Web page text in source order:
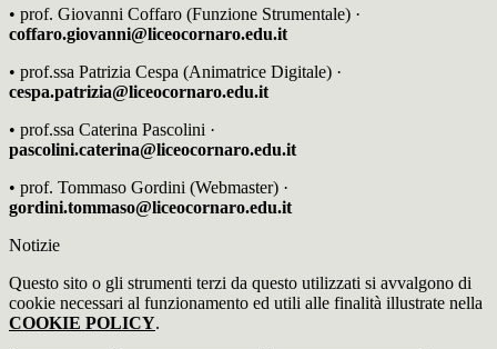
• prof. Giovanni Coffaro (Funzione Strumentale) ·
coffaro.giovanni@liceocornaro.edu.it
• prof.ssa Patrizia Cespa (Animatrice Digitale) ·
cespa.patrizia@liceocornaro.edu.it
• prof.ssa Caterina Pascolini ·
pascolini.caterina@liceocornaro.edu.it
• prof. Tommaso Gordini (Webmaster) ·
gordini.tommaso@liceocornaro.edu.it
Notizie
Questo sito o gli strumenti terzi da questo utilizzati si avvalgono di
cookie necessari al funzionamento ed utili alle finalità illustrate nella
COOKIE POLICY.